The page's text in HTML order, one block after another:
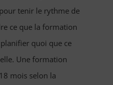
tenir le rythme de
ce que la formation
quoi que ce
Une formation
mois selon la